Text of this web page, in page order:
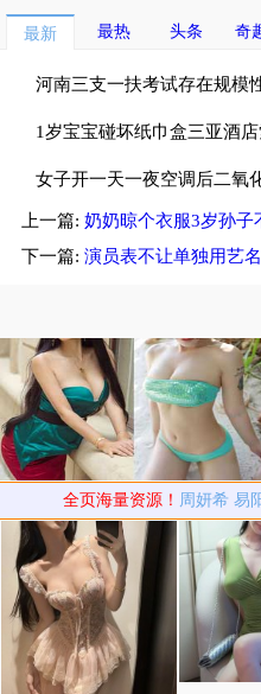
最新 最热 头条 奇
河南三支一扶考试存在规模
考试按人头给分数
1岁宝宝碰坏纸巾盒三亚酒
赔924
女子开一天一夜空调后二氧
中毒
上一篇: 奶奶晾个衣服3岁孙子
下一篇: 演员表不让单独用艺
全页海量资源！ 周妍希 易